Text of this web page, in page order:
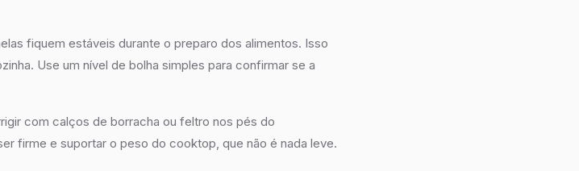
fiquem estáveis durante o preparo dos alimentos. Isso
Use um nível de bolha simples para confirmar se a
com calços de borracha ou feltro nos pés do
firme e suportar o peso do cooktop, que não é nada leve.